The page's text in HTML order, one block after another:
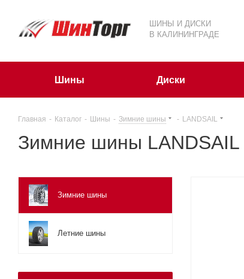
ШИНЫ И ДИСКИ
В КАЛИНИНГРАДЕ
Шины Диски
Главная - Каталог - Шины - Зимние шины - LANDSAIL
Зимние шины LANDSAIL
Зимние шины
Летние шины